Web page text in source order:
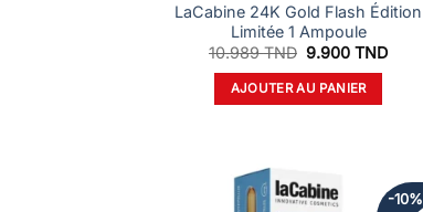
LaCabine 24K Gold Flash Édition
Limitée 1 Ampoule
10.989TND Le
initial
était :
9.900TNDLe
AJOUTER AU PANIER
-10%